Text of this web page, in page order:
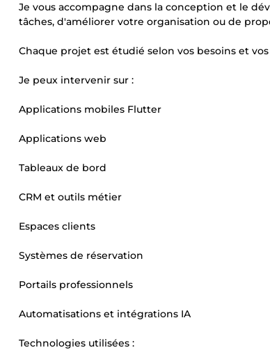
Je vous accompagne dans la conception et le
tâches, d'améliorer votre organisation ou de
Chaque projet est étudié selon vos besoins et
Je peux intervenir sur :
Applications mobiles Flutter
Applications web
Tableaux de bord
CRM et outils métier
Espaces clients
Systèmes de réservation
Portails professionnels
Automatisations et intégrations IA
Technologies utilisées :